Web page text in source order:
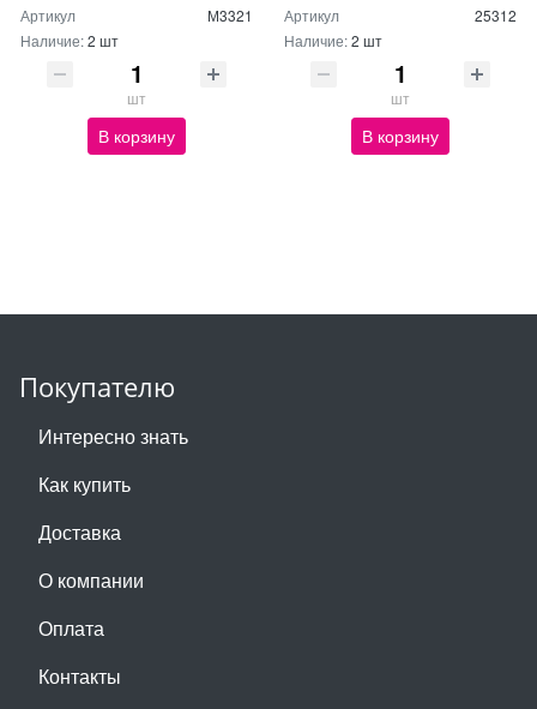
Артикул
М3321
Наличие:2 шт
шт
В корзину
Артикул
25312
Наличие:2 шт
шт
В корзину
Покупателю
Интересно знать
Как купить
Доставка
О компании
Оплата
Контакты